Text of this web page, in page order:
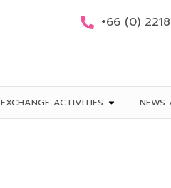
+66 (0)
EXCHANGE ACTIVITIES NEWS